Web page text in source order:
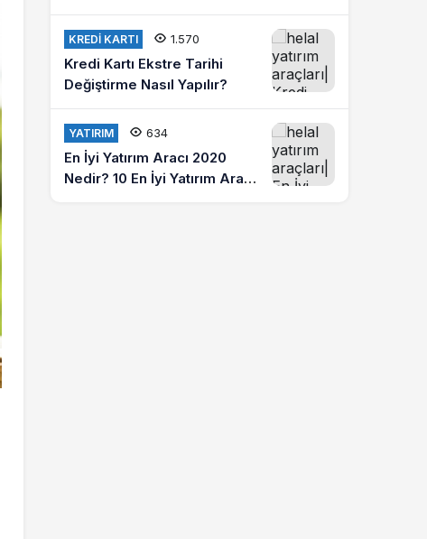
KREDI KARTI 1.570
Kredi Kartı Ekstre Tarihi
Değiştirme Nasıl Yapılır?
YATIRIM 634
En İyi Yatırım Aracı 2020
Nedir? 10 En İyi Yatırım Aracı